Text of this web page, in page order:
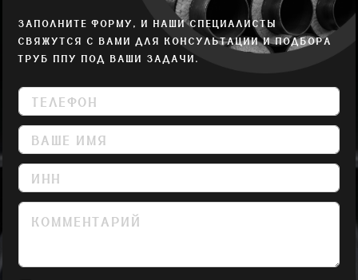
ЗАПОЛНИТЕ ФОРМУ, И НАШИ СПЕЦИАЛИСТЫ
СВЯЖУТСЯ С ВАМИ ДЛЯ КОНСУЛЬТАЦИИ И ПОДБОРА
ТРУБ ППУ ПОД ВАШИ ЗАДАЧИ.